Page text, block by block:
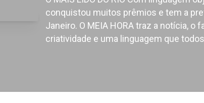
conquistou muitos prêmios e tem a
Janeiro. O MEIA HORA traz a notícia,
criatividade e uma linguagem que